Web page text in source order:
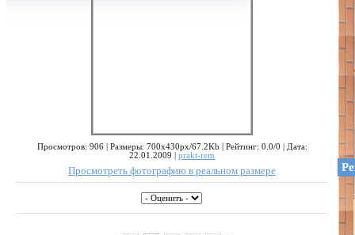
Просмотров: 906 | Размеры: 700x430px/67.2Kb | Рейтинг: 0.0/0 | Дата:
22.01.2009 | prakt-rem
Просмотреть фотографию в реальном размере